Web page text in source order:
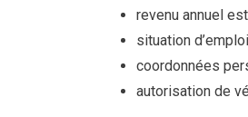
revenu annuel
situation
coordonnées
autorisation de